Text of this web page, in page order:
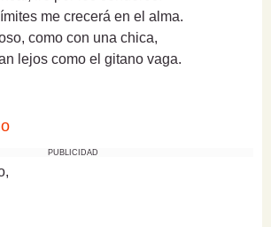
me crecerá en el alma.
como con una chica,
lejos como el gitano vaga.
PUBLICIDAD